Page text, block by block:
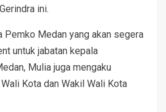
ini.
Pemko Medan yang akan segera
untuk jabatan kepala
Mulia juga mengaku
Kota dan Wakil Wali Kota